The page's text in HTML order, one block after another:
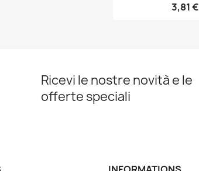
3,81 €
Ricevi le nostre novità e le
offerte speciali